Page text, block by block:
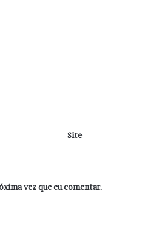
Site
vez que eu comentar.